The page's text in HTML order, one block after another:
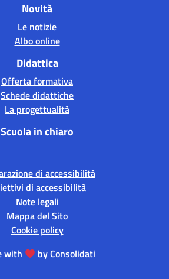
Novità
Le notizie
Albo online
Didattica
Offerta formativa
Schede didattiche
La progettualità
Scuola in chiaro
di accessibilità
di accessibilità
Note legali
Mappa del Sito
Cookie policy
with
by Consolidati